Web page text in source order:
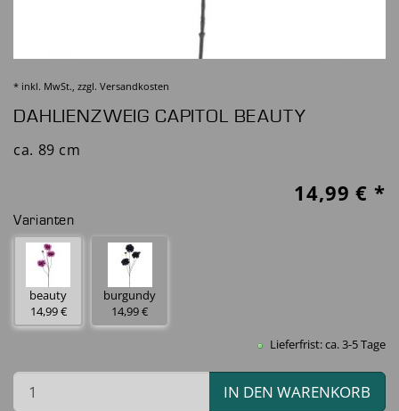
* inkl. MwSt., zzgl. Versandkosten
DAHLIENZWEIG CAPITOL BEAUTY
ca. 89 cm
14,99 € *
Varianten
beauty
14,99 €
burgundy
14,99 €
Lieferfrist: ca. 3-5 Tage
IN DEN WARENKORB